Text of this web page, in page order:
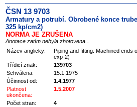
ČSN 13 9703
Armatury a potrubí. Obrobené konce
325 kp/cm2)
NORMA JE ZRUŠENA
Anotace zatím nebyla zhotovena...
Název anglicky:
Piping and fitting. Machined
exp-2)
Třídicí znak:
139703
Schválena:
15.1.1975
Účinnost od:
1.4.1977
Platnost
ukončena:
1.5.2007
Počet stran:
4